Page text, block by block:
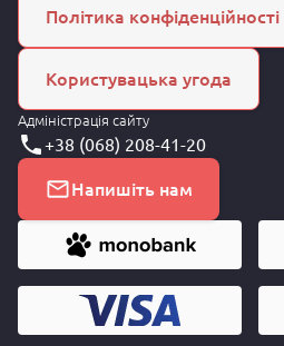
Політика конфіденційності
Користувацька угода
Адміністрація сайту
+38 (068) 208-41-20
Напишіть нам